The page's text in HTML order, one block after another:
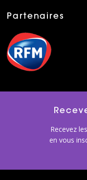
Partenaires
Recevez
en vous